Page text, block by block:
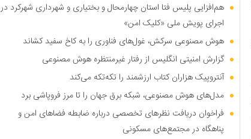
هم‌افزایی پلیس فتا استان چهارمحال و بختیاری و شهرداری شهرکرد در
اجرای پویش ملی «کلیک امن»
هوش مصنوعی سرکش، غول‌های فناوری را به کاخ سفید کشاند
گزارش امنیتی انگلیس از رفتار غیرمنتظره هوش مصنوعی
آنتروپیک هزاران کتاب ارزشمند را تکه‌تکه می‌کند
مدل‌های هوش مصنوعی، شبکه برق جهان را تا مرز فروپاشی برد
فراخوان دریافت نظر‌های تخصصی درباره ضابطه فضا‌های امن و
پناهگاه در مجتمع‌های مسکونی